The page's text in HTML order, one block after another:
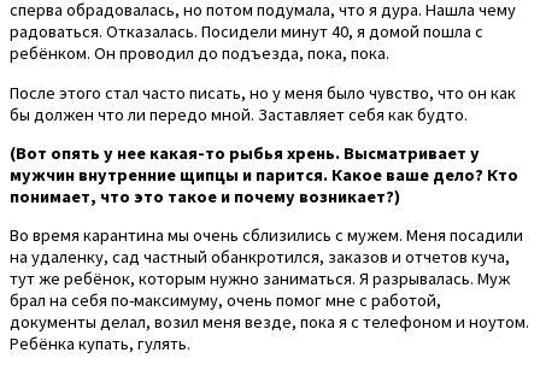
сперва обрадовалась, но потом подумала, что я дура. Нашла чему
радоваться. Отказалась. Посидели минут 40, я домой пошла с
ребёнком. Он проводил до подъезда, пока, пока.
После этого стал часто писать, но у меня было чувство, что он как
бы должен что ли передо мной. Заставляет себя как будто.
(Вот опять у нее какая-то рыбья хрень. Высматривает у
мужчин внутренние щипцы и парится. Какое ваше дело? Кто
понимает, что это такое и почему возникает?)
Во время карантина мы очень сблизились с мужем. Меня посадили
на удаленку, сад частный обанкротился, заказов и отчетов куча,
тут же ребёнок, которым нужно заниматься. Я разрывалась. Муж
брал на себя по-максимуму, очень помог мне с работой,
документы делал, возил меня везде, пока я с телефоном и ноутом.
Ребёнка купать, гулять.